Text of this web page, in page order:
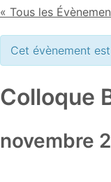
« Tous les
Cet évènement
Colloque
novembre